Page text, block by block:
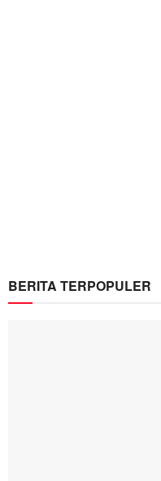
BERITA TERPOPULER